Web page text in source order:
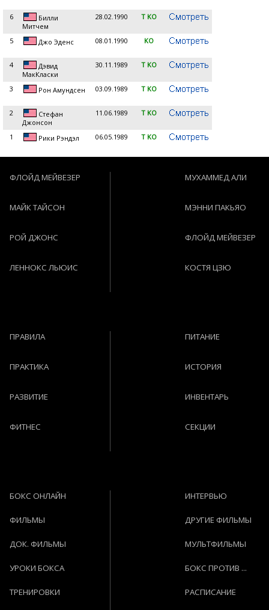
6
Билли
Митчем
28.02.1990 T KO
5 Джо Эденс 08.01.1990 KO
4
Дэвид
МакКласки
30.11.1989 T KO
3 Рон Амундсен 03.09.1989 T KO
2
Стефан
Джонсон
11.06.1989 T KO
1 Рики Рэндэл 06.05.1989 T KO
ФЛОЙД МЕЙВЕЗЕР
МАЙК ТАЙСОН
РОЙ ДЖОНС
ЛЕННОКС ЛЬЮИС
МУХАММЕД АЛИ
МЭННИ ПАКЬЯО
ФЛОЙД МЕЙВЕЗЕР
КОСТЯ ЦЗЮ
ПРАВИЛА
ПРАКТИКА
РАЗВИТИЕ
ФИТНЕС
ПИТАНИЕ
ИСТОРИЯ
ИНВЕНТАРЬ
СЕКЦИИ
БОКС ОНЛАЙН
ФИЛЬМЫ
ДОК. ФИЛЬМЫ
УРОКИ БОКСА
ТРЕНИРОВКИ
ИНТЕРВЬЮ
ДРУГИЕ ФИЛЬМЫ
МУЛЬТФИЛЬМЫ
БОКС ПРОТИВ ...
РАСПИСАНИЕ